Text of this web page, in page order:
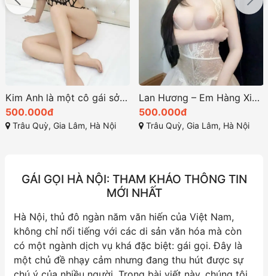
Kim Anh là một cô gái sở hữu vẻ đẹp ngọt ngào và cuốn hút
500.000đ
Trâu Quỳ, Gia Lâm, Hà Nội
Lan Hương – Em Hàng Xinh Dâm, Quyến Rũ Tại Gia Lâm Hà Nội
500.000đ
Trâu Quỳ, Gia Lâm, Hà Nội
GÁI GỌI HÀ NỘI: THAM KHẢO THÔNG TIN
MỚI NHẤT
Hà Nội, thủ đô ngàn năm văn hiến của Việt Nam,
không chỉ nổi tiếng với các di sản văn hóa mà còn
có một ngành dịch vụ khá đặc biệt: gái gọi. Đây là
một chủ đề nhạy cảm nhưng đang thu hút được sự